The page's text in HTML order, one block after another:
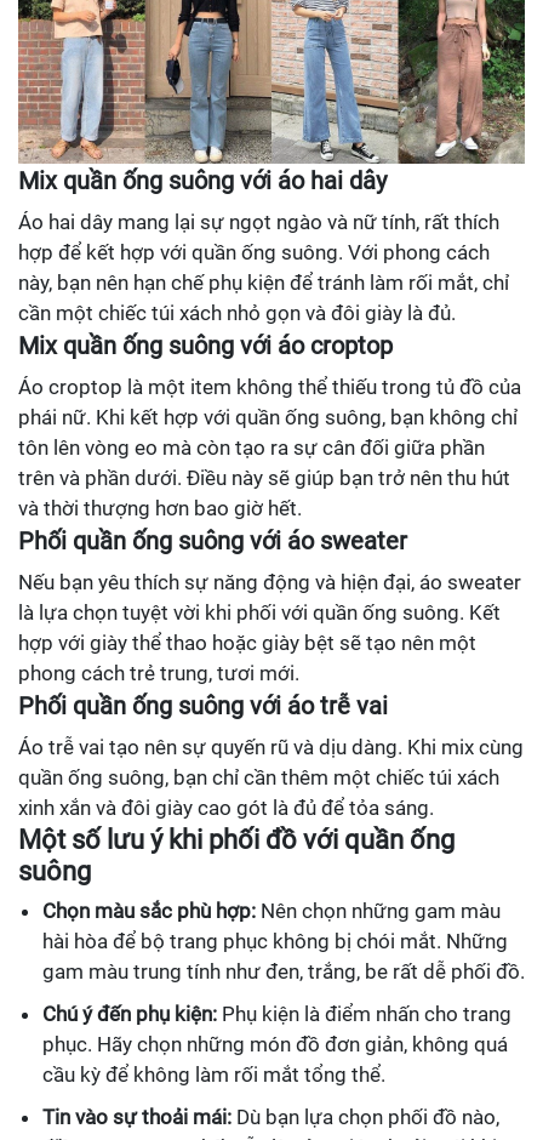
Mix quần ống suông với áo hai dây
Áo hai dây mang lại sự ngọt ngào và nữ tính, rất thích
hợp để kết hợp với quần ống suông. Với phong cách
này, bạn nên hạn chế phụ kiện để tránh làm rối mắt, chỉ
cần một chiếc túi xách nhỏ gọn và đôi giày là đủ.
Mix quần ống suông với áo croptop
Áo croptop là một item không thể thiếu trong tủ đồ của
phái nữ. Khi kết hợp với quần ống suông, bạn không chỉ
tôn lên vòng eo mà còn tạo ra sự cân đối giữa phần
trên và phần dưới. Điều này sẽ giúp bạn trở nên thu hút
và thời thượng hơn bao giờ hết.
Phối quần ống suông với áo sweater
Nếu bạn yêu thích sự năng động và hiện đại, áo sweater
là lựa chọn tuyệt vời khi phối với quần ống suông. Kết
hợp với giày thể thao hoặc giày bệt sẽ tạo nên một
phong cách trẻ trung, tươi mới.
Phối quần ống suông với áo trễ vai
Áo trễ vai tạo nên sự quyến rũ và dịu dàng. Khi mix cùng
quần ống suông, bạn chỉ cần thêm một chiếc túi xách
xinh xắn và đôi giày cao gót là đủ để tỏa sáng.
Một số lưu ý khi phối đồ với quần ống
suông
Chọn màu sắc phù hợp: Nên chọn những gam màu
hài hòa để bộ trang phục không bị chói mắt. Những
gam màu trung tính như đen, trắng, be rất dễ phối đồ.
Chú ý đến phụ kiện: Phụ kiện là điểm nhấn cho trang
phục. Hãy chọn những món đồ đơn giản, không quá
cầu kỳ để không làm rối mắt tổng thể.
Tin vào sự thoải mái: Dù bạn lựa chọn phối đồ nào,